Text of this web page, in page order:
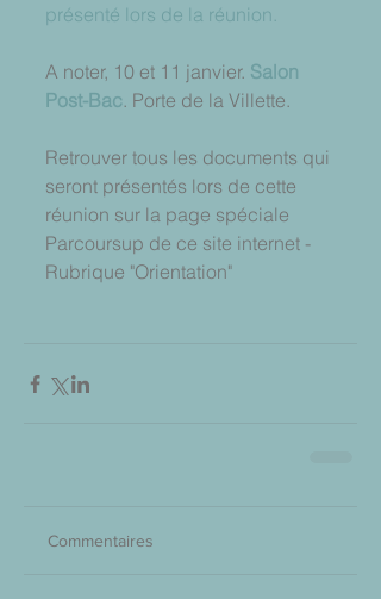
présenté lors de la réunion.
A noter, 10 et 11 janvier. Salon
Post-Bac. Porte de la Villette.
Retrouver tous les documents qui
seront présentés lors de cette
réunion sur la page spéciale
Parcoursup de ce site internet -
Rubrique "Orientation"
Commentaires